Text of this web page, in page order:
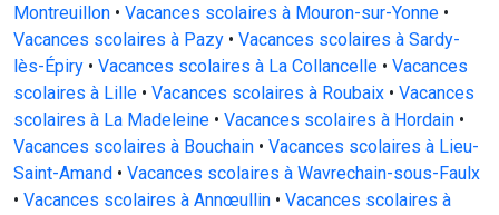
Montreuillon • Vacances scolaires à Mouron-sur-Yonne •
Vacances scolaires à Pazy • Vacances scolaires à Sardy-
lès-Épiry • Vacances scolaires à La Collancelle • Vacances
scolaires à Lille • Vacances scolaires à Roubaix • Vacances
scolaires à La Madeleine • Vacances scolaires à Hordain •
Vacances scolaires à Bouchain • Vacances scolaires à Lieu-
Saint-Amand • Vacances scolaires à Wavrechain-sous-Faulx
• Vacances scolaires à Annœullin • Vacances scolaires à